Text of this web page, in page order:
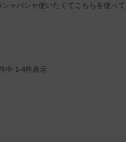
ャバシャ使いたくてこちらを使っ
中 1-4件表示